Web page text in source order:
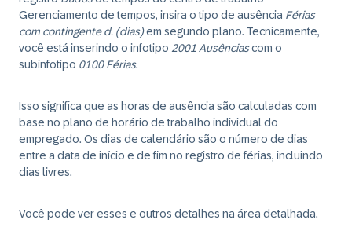
Gerenciamento de tempos, insira o tipo de ausência Férias
com contingente d. (dias)em segundo plano. Tecnicamente,
você está inserindo o infotipo 2001 Ausênciascom o
subinfotipo 0100 Férias.
Isso significa que as horas de ausência são calculadas com
base no plano de horário de trabalho individual do
empregado. Os dias de calendário são o número de dias
entre a data de início e de fim no registro de férias, incluindo
dias livres.
Você pode ver esses e outros detalhes na área detalhada.